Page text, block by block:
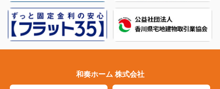
和奏ホーム 株式会社